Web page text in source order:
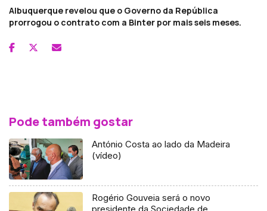
Albuquerque revelou que o Governo da República
prorrogou o contrato com a Binter por mais seis meses.
Pode também gostar
António Costa ao lado da Madeira
(vídeo)
Rogério Gouveia será o novo